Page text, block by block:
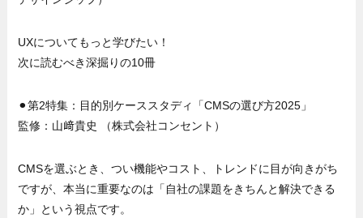
UXについてもっと学びたい！
次に読むべき深掘りの10冊
⚫︎第2特集：目的別ケーススタディ「CMSの選び方2025」
監修：山﨑貴史 （株式会社コンセント）
CMSを選ぶとき、つい機能やコスト、トレンドに目が向きがち
ですが、本当に重要なのは「自社の課題をきちんと解決できる
か」という視点です。